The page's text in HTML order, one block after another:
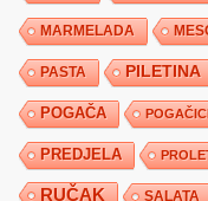
MARMELADA
PASTA PILETINA
POGAČA
PREDJELA
RUČAK SALATA